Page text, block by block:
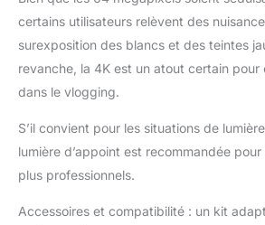
autofocus
découvrez
sans effort
intelligente
fonctions
Shoot
certains utilisateurs relèvent des
surexposition des blancs et des teintes
revanche, la 4K est un atout certain pour
dans le vlogging.
S’il convient pour les situations de
lumière d’appoint est recommandée
plus professionnels.
Accessoires et compatibilité : un kit